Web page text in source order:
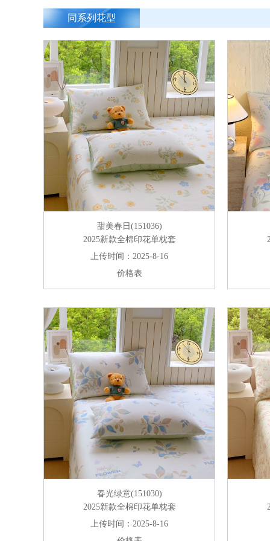
同系列花型
甜美春日(151036)
2025新款全棉印花单枕套
上传时间：2025-8-16
价格表
春光绿意(151030)
2025新款全棉印花单枕套
上传时间：2025-8-16